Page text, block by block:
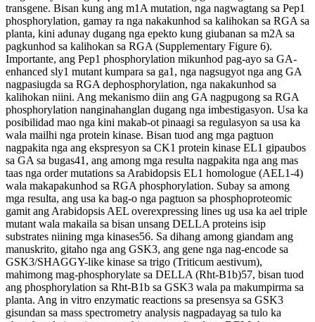
transgene. Bisan kung ang m1A mutation, nga nagwagtang sa Pep1
phosphorylation, gamay ra nga nakakunhod sa kalihokan sa RGA sa
planta, kini adunay dugang nga epekto kung giubanan sa m2A sa
pagkunhod sa kalihokan sa RGA (Supplementary Figure 6).
Importante, ang Pep1 phosphorylation mikunhod pag-ayo sa GA-
enhanced sly1 mutant kumpara sa ga1, nga nagsugyot nga ang GA
nagpasiugda sa RGA dephosphorylation, nga nakakunhod sa
kalihokan niini. Ang mekanismo diin ang GA nagpugong sa RGA
phosphorylation nanginahanglan dugang nga imbestigasyon. Usa ka
posibilidad mao nga kini makab-ot pinaagi sa regulasyon sa usa ka
wala mailhi nga protein kinase. Bisan tuod ang mga pagtuon
nagpakita nga ang ekspresyon sa CK1 protein kinase EL1 gipaubos
sa GA sa bugas41, ang among mga resulta nagpakita nga ang mas
taas nga order mutations sa Arabidopsis EL1 homologue (AEL1-4)
wala makapakunhod sa RGA phosphorylation. Subay sa among
mga resulta, ang usa ka bag-o nga pagtuon sa phosphoproteomic
gamit ang Arabidopsis AEL overexpressing lines ug usa ka ael triple
mutant wala makaila sa bisan unsang DELLA proteins isip
substrates niining mga kinases56. Sa dihang among giandam ang
manuskrito, gitaho nga ang GSK3, ang gene nga nag-encode sa
GSK3/SHAGGY-like kinase sa trigo (Triticum aestivum),
mahimong mag-phosphorylate sa DELLA (Rht-B1b)57, bisan tuod
ang phosphorylation sa Rht-B1b sa GSK3 wala pa makumpirma sa
planta. Ang in vitro enzymatic reactions sa presensya sa GSK3
gisundan sa mass spectrometry analysis nagpadayag sa tulo ka